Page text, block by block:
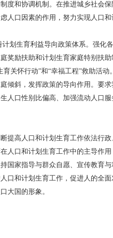
度和协调机制。在推进城乡社会
人口因素的作用，努力实现人口
生育利益导向政策体系。强化各
奖励扶助和计划生育家庭特别扶
育关怀行动”和“幸福工程”救助活
倾斜，发挥政策的导向作用。要
人口性别比偏高、加强流动人口
高人口和计划生育工作依法行政
人口和计划生育工作中的主导作
国家指导与群众自愿、宣传教育
口和计划生育工作，促进人的全
大国的形象。